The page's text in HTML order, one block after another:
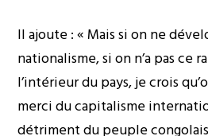
Il ajoute : « Mais si on ne
nationalisme, si on n’a pas ce
l’intérieur du pays, je crois
merci du capitalisme
détriment du peuple